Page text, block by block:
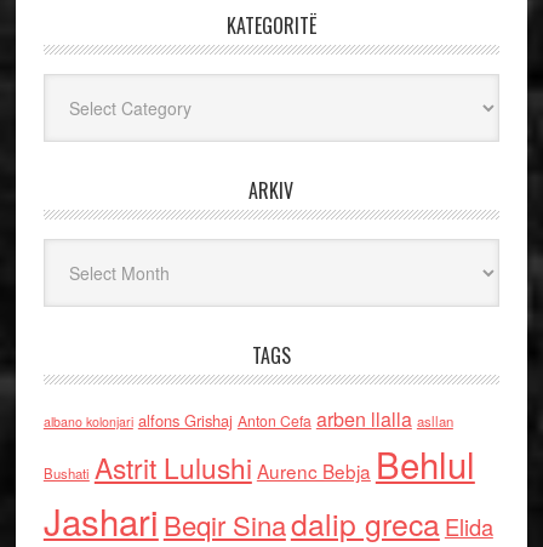
KATEGORITË
ARKIV
TAGS
albano kolonjari alfons Grishaj Anton Cefa arben llalla asllan
Bushati Astrit Lulushi Aurenc Bebja Behlul
Jashari Beqir Sinadalip grecaElida